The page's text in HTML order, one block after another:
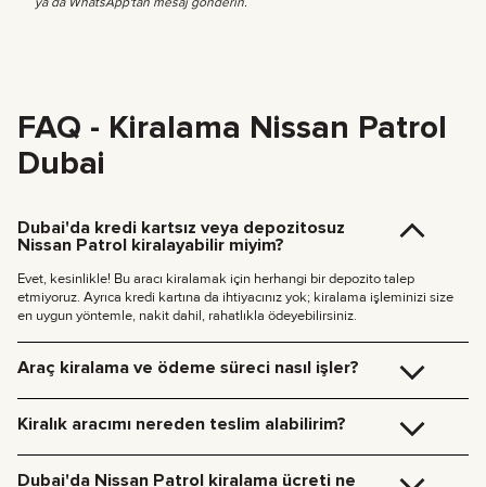
FAQ - Kiralama Nissan Patrol
Dubai
Dubai'da kredi kartsız veya depozitosuz
Nissan Patrol kiralayabilir miyim?
Evet, kesinlikle! Bu aracı kiralamak için herhangi bir depozito talep
etmiyoruz. Ayrıca kredi kartına da ihtiyacınız yok; kiralama işleminizi size
en uygun yöntemle, nakit dahil, rahatlıkla ödeyebilirsiniz.
Araç kiralama ve ödeme süreci nasıl işler?
Aracın sayfasındaki«Kirala»butonuna tıklayarak kısa formu
Rezervasyon uzmanımız belgelerinizi işleme almak ve ödeme
Kiralık aracımı nereden teslim alabilirim?
Dubai'da Nissan Patrol kiralama ücreti ne